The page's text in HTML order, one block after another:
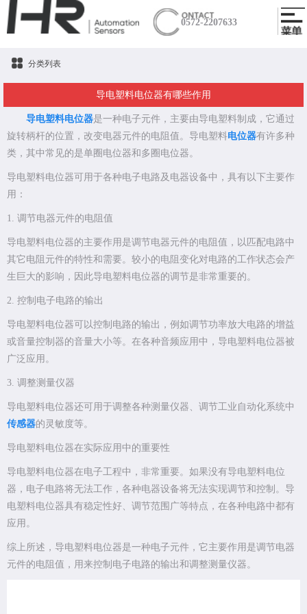
0572-2207633
分类列表
导电塑料电位器有哪些作用
导电塑料电位器是一种电子元件，主要由导电塑料制成，它通过
旋转柄杆的位置，改变电器元件的电阻值。导电塑料电位器有许多种
类，其中常见的是单圈电位器和多圈电位器。
导电塑料电位器可用于各种电子电路及电器设备中，具有以下主要作
用：
1. 调节电器元件的电阻值
导电塑料电位器的主要作用是调节电器元件的电阻值，以匹配电路中
其它电阻元件的特性和需要。较小的电阻变化对电路的工作状态会产
生巨大的影响，因此导电塑料电位器的调节是非常重要的。
2. 控制电子电路的输出
导电塑料电位器可以控制电路的输出，例如调节功率放大电路的增益
或音量控制器的音量大小等。在各种音频应用中，导电塑料电位器被
广泛应用。
3. 调整测量仪器
导电塑料电位器还可用于调整各种测量仪器、调节工业自动化系统中
传感器的灵敏度等。
导电塑料电位器在实际应用中的重要性
导电塑料电位器在电子工程中，非常重要。如果没有导电塑料电位
器，电子电路将无法工作，各种电器设备将无法实现调节和控制。导
电塑料电位器具有稳定性好、调节范围广等特点，在各种电路中都有
应用。
综上所述，导电塑料电位器是一种电子元件，它主要作用是调节电器
元件的电阻值，用来控制电子电路的输出和调整测量仪器。